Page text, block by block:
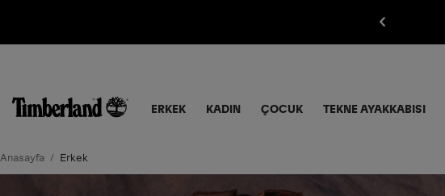
ERKEK KADIN ÇOCUK TEKNE AYAKKABISI
Anasayfa Erkek